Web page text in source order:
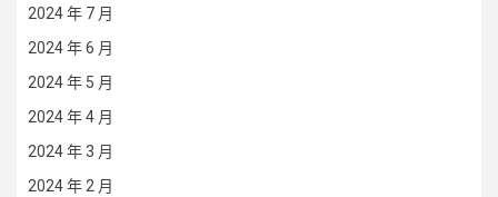
2024 年 7 月
2024 年 6 月
2024 年 5 月
2024 年 4 月
2024 年 3 月
2024 年 2 月